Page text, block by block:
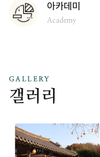
아카데미
Academy
GALLERY
갤러리